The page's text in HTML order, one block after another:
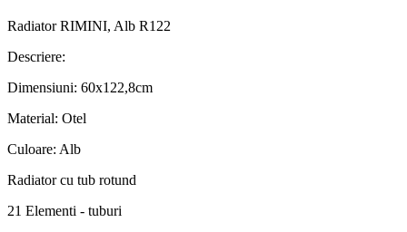
Radiator RIMINI, Alb R122
Descriere:
Dimensiuni: 60x122,8cm
Material: Otel
Culoare: Alb
Radiator cu tub rotund
21 Elementi - tuburi